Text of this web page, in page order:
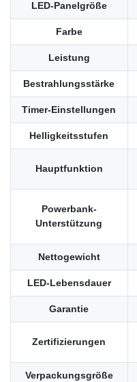
LED-Panelgröße
Farbe
Leistung
Bestrahlungsstärke
Timer-Einstellungen
Helligkeitsstufen
Hauptfunktion
Powerbank-
Unterstützung
Nettogewicht
LED-Lebensdauer
Garantie
Zertifizierungen
Verpackungsgröße